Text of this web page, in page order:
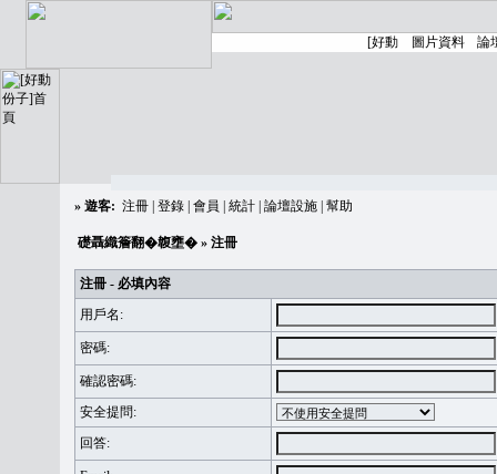
» 遊客: 注冊 登錄 會員 統計 論壇設施 幫助
礎聶織簷翻�䪖壅� » 注冊
注冊 - 必填內容
用戶名:
密碼:
確認密碼:
安全提問:
回答: